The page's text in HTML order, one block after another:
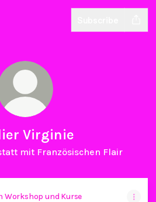
Virginie
mit Französischen Flair
Workshop und Kurse